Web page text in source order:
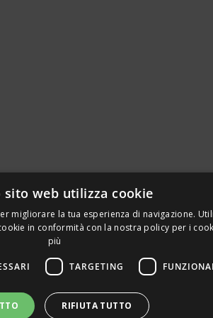
15 – 20127 – MILANO – P. IVA
sito web utilizza cookie
migliorare la tua esperienza di navigazione.
in conformità con la nostra policy per i
più
TARGETING
RIFIUTA TUTTO